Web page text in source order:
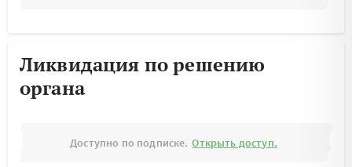
Ликвидация по решению
органа
Доступно по подписке. Открыть доступ.